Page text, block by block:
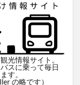
光情報サイト。
スに乗って毎日
す。
の略です）